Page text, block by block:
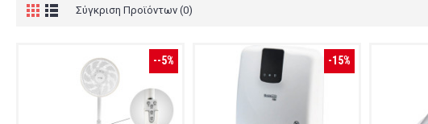
Σύγκριση Προϊόντων (0)
--5% -15%